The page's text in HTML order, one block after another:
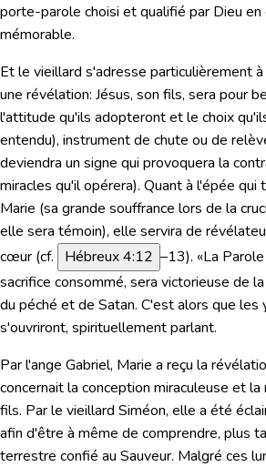
porte-parole choisi et qualifié par Dieu
mémorable.
Et le vieillard s'adresse particulièrement
une révélation: Jésus, son fils, sera pour
l'attitude qu'ils adopteront et le choix
entendu), instrument de chute ou de
deviendra un signe qui provoquera la
miracles qu'il opérera). Quant à l'épée qui
Marie (sa grande souffrance lors de la
elle sera témoin), elle servira de
cœur (cf.
Hébreux 4:12 –13). «La
sacrifice consommé, sera victorieuse de
du péché et de Satan. C'est alors que les
s'ouvriront, spirituellement parlant.
Par l'ange Gabriel, Marie a reçu la
concernait la conception miraculeuse et
fils. Par le vieillard Siméon, elle a été
afin d'être à même de comprendre, plus
terrestre confié au Sauveur. Malgré ces